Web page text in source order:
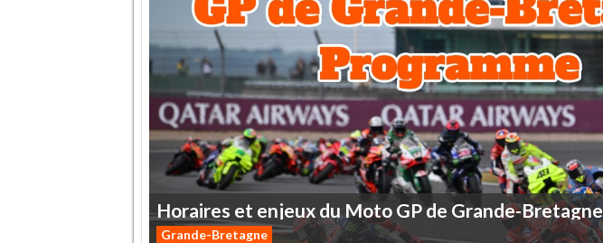
Horaires et enjeux du Moto GP de Grande-Bretagne
Grande-Bretagne